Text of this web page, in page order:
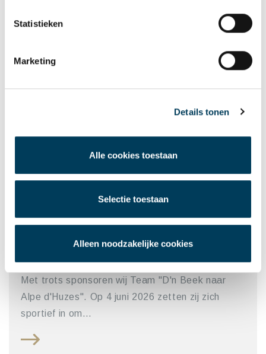
Statistieken
Marketing
Details tonen
Alle cookies toestaan
Selectie toestaan
Alleen noodzakelijke cookies
DLP SPONSOR TEAM “D’N BEEK NAAR ALPE
Met trots sponsoren wij Team "D'n Beek naar
Alpe d'Huzes". Op 4 juni 2026 zetten zij zich
sportief in om…